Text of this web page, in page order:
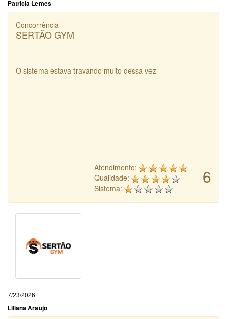
Patricia Lemes
Concorrência
SERTÃO GYM
O sistema estava travando muito dessa vez
6
Atendimento:
Qualidade:
Sistema:
7/23/2026
Liliana Araujo